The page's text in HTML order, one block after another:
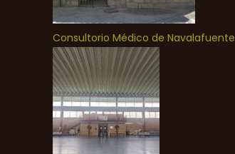
Consultorio Médico de Navalafuente